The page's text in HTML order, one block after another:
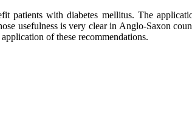
patients with diabetes mellitus. The
usefulness is very clear in Anglo-Saxon
of these recommendations.